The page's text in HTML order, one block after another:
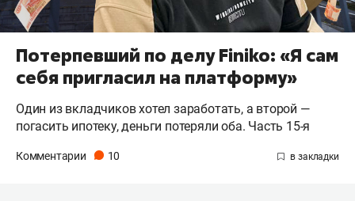
Потерпевший по делу Finiko: «Я сам
себя пригласил на платформу»
Один из вкладчиков хотел заработать, а второй —
погасить ипотеку, деньги потеряли оба. Часть 15-я
Комментарии 10